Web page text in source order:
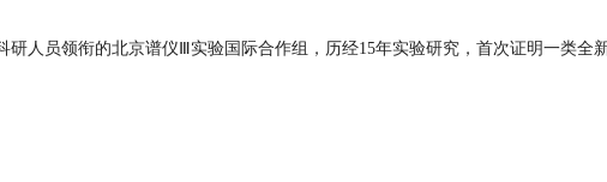
研人员领衔的北京谱仪Ⅲ实验国际合作组，历经15年实验研究，首次证明一类全